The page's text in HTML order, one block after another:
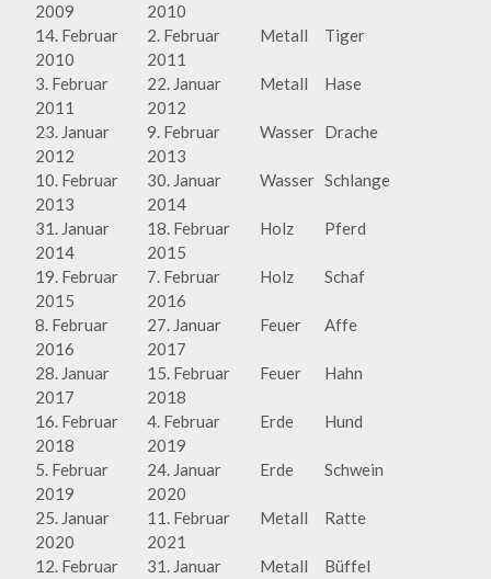
2009
2010
14. Februar
2010
2. Februar
2011
Metall Tiger
3. Februar
2011
22. Januar
2012
Metall Hase
23. Januar
2012
9. Februar
2013
Wasser Drache
10. Februar
2013
30. Januar
2014
Wasser Schlange
31. Januar
2014
18. Februar
2015
Holz Pferd
19. Februar
2015
7. Februar
2016
Holz Schaf
8. Februar
2016
27. Januar
2017
Feuer Affe
28. Januar
2017
15. Februar
2018
Feuer Hahn
16. Februar
2018
4. Februar
2019
Erde Hund
5. Februar
2019
24. Januar
2020
Erde Schwein
25. Januar
2020
11. Februar
2021
Metall Ratte
12. Februar
31. Januar
Metall Büffel